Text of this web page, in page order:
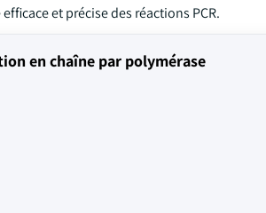
et précise des réactions PCR.
en chaîne par polymérase